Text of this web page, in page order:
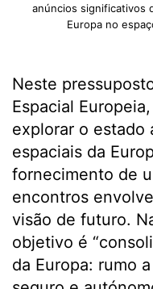
anúncios significativos
Europa no
Neste
Espacial
explorar o estado
espaciais da
fornecimento de
encontros
visão de futuro.
objetivo é
da Europa: rumo